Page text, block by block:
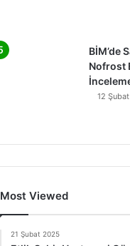
BİM’de
Nofrost
12
Most Viewed
21 Şubat 2025